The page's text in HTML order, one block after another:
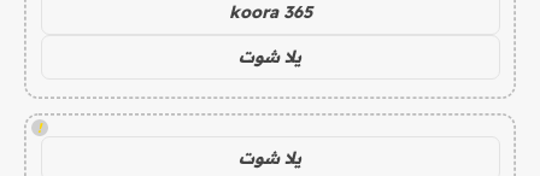
koora 365
يلا شوت
!
يلا شوت